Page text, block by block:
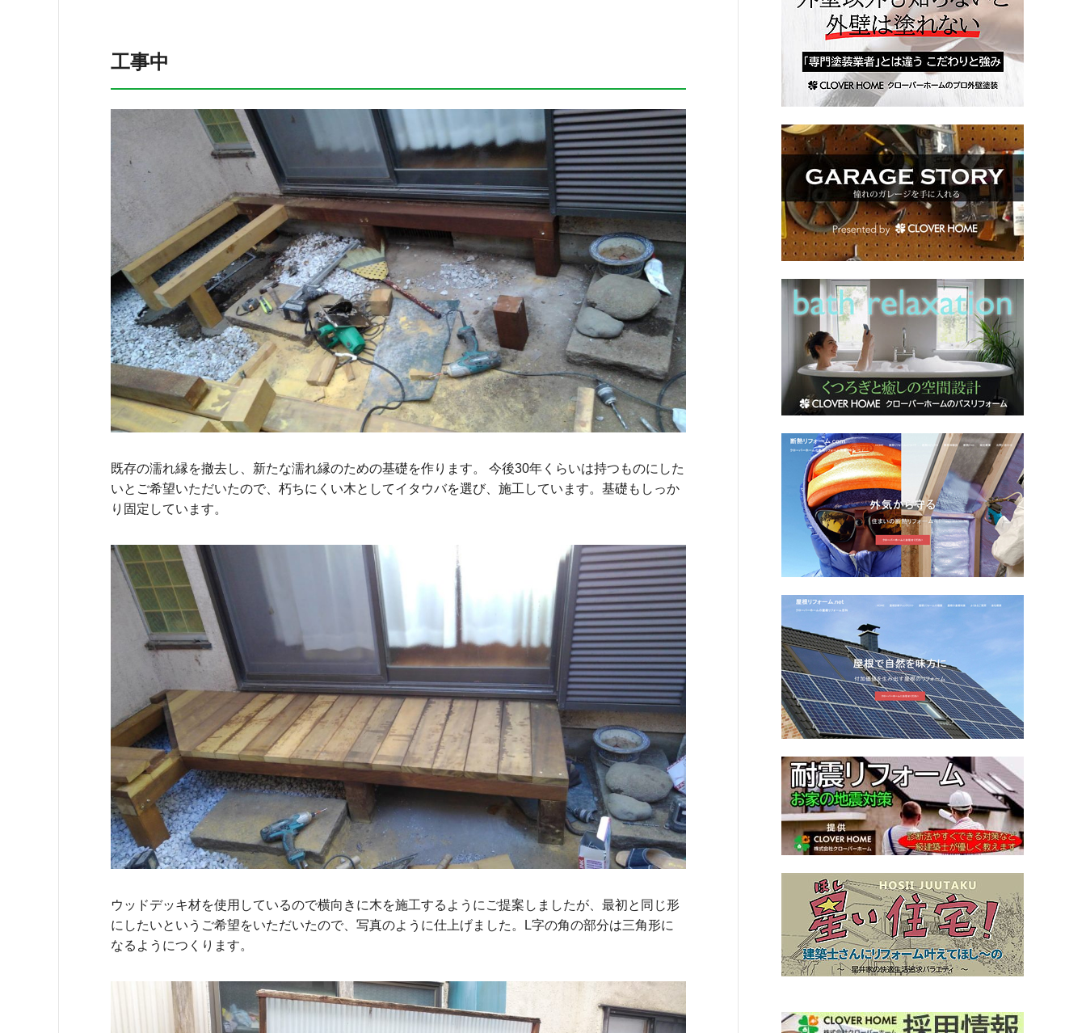
工事中
既存の濡れ縁を撤去し、新たな濡れ縁のための基礎を作ります。 今後30年くらいは持つものにした
いとご希望いただいたので、朽ちにくい木としてイタウバを選び、施工しています。基礎もしっか
り固定しています。
ウッドデッキ材を使用しているので横向きに木を施工するようにご提案しましたが、最初と同じ形
にしたいというご希望をいただいたので、写真のように仕上げました。L字の角の部分は三角形に
なるようにつくります。